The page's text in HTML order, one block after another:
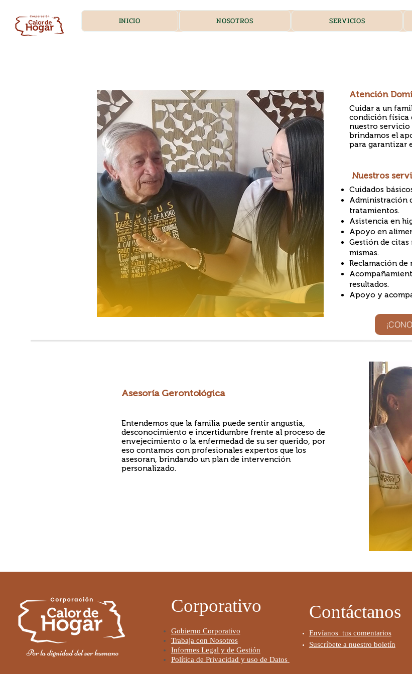
INICIO NOSOTROS SERVICIOS
Atención
Cuidar a un
condición física
nuestro
brindamos el
para garantizar
Cuidados
Administración
tratamientos.
Asistencia en
Apoyo en
Gestión de
mismas.
Reclamación de
resultados.
Apoyo y
Nuestros
Asesoría Gerontológica
Entendemos que la familia puede sentir angustia,
desconocimiento e incertidumbre frente al proceso de
envejecimiento o la enfermedad de su ser querido, por
eso contamos con profesionales expertos que los
asesoran, brindando un plan de intervención
personalizado.
Corporativo
Gobierno Corporativo
Trabaja con Nosotros
Informes Legal y de Gestión
Política de Privacidad y uso de Datos
Contáctanos
Envíanos tus comentarios
Suscríbete a nuestro boletín